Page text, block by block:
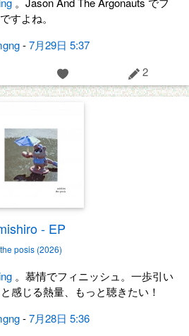
すよね。
-7月29日 5:37
2
- EP
the posis (2026)
。慕情でフィニッシュ。一歩引い
感じる熱量、もっと聴きたい！
-7月28日 5:36